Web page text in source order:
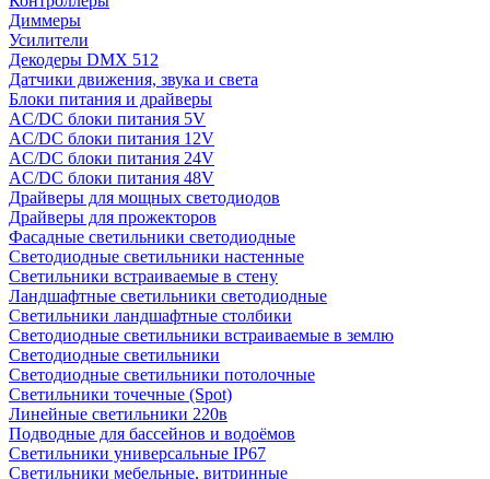
Диммеры
Усилители
Декодеры DMX 512
Датчики движения, звука и света
Блоки питания и драйверы
AC/DC блоки питания 5V
AC/DC блоки питания 12V
AC/DC блоки питания 24V
AC/DC блоки питания 48V
Драйверы для мощных светодиодов
Драйверы для прожекторов
Фасадные светильники светодиодные
Светодиодные светильники настенные
Светильники встраиваемые в стену
Ландшафтные светильники светодиодные
Светильники ландшафтные столбики
Светодиодные светильники встраиваемые в землю
Светодиодные светильники
Светодиодные светильники потолочные
Светильники точечные (Spot)
Линейные светильники 220в
Подводные для бассейнов и водоёмов
Светильники универсальные IP67
Светильники мебельные, витринные